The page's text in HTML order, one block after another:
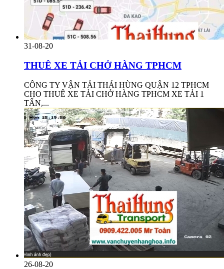
31-08-20
THUÊ XE TẢI CHỞ HÀNG TPHCM
CÔNG TY VẬN TẢI THÁI HÙNG QUẬN 12 TPHCM
CHO THUÊ XE TẢI CHỞ HÀNG TPHCM XE TẢI 1
TẤN,...
26-08-20